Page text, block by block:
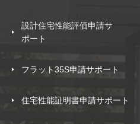
設計住宅性能評価申請サ
ポート
フラット35S申請サポート
住宅性能証明書申請サポート